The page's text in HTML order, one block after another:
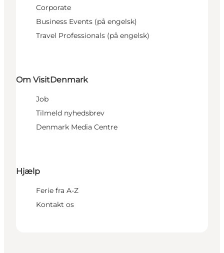
Corporate
Business Events (på engelsk)
Travel Professionals (på engelsk)
Om VisitDenmark
Job
Tilmeld nyhedsbrev
Denmark Media Centre
Hjælp
Ferie fra A-Z
Kontakt os